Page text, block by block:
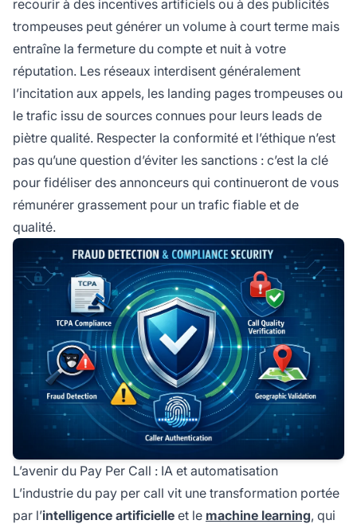
recourir à des incentives artificiels ou à des publicités
trompeuses peut générer un volume à court terme mais
entraîne la fermeture du compte et nuit à votre
réputation. Les réseaux interdisent généralement
l’incitation aux appels, les landing pages trompeuses ou
le trafic issu de sources connues pour leurs leads de
piètre qualité. Respecter la conformité et l’éthique n’est
pas qu’une question d’éviter les sanctions : c’est la clé
pour fidéliser des annonceurs qui continueront de vous
rémunérer grassement pour un trafic fiable et de
qualité.
L’avenir du Pay Per Call : IA et automatisation
L’industrie du pay per call vit une transformation portée
par l’intelligence artificielle et le machine learning, qui